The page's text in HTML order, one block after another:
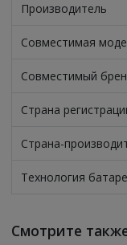
Производитель
Совместимая
Совместимый
Страна
Страна-
Технология
Смотрите